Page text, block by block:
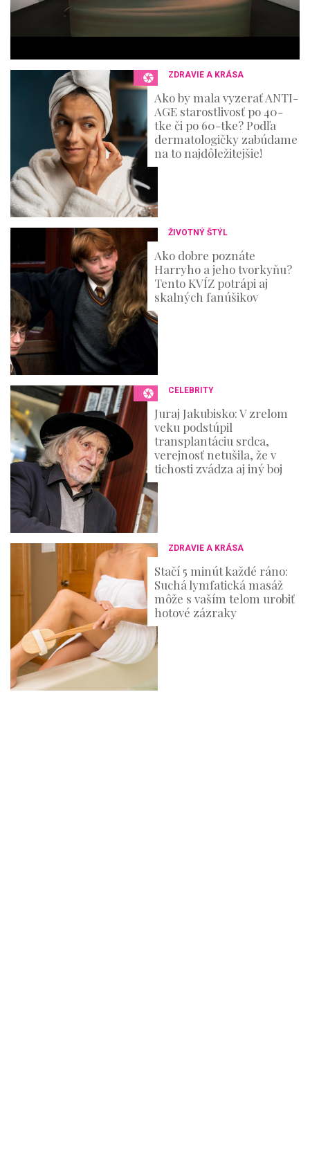
6
ZDRAVIE A KRÁSA
Ako by mala vyzerať ANTI-
AGE starostlivosť po 40-
tke či po 60-tke? Podľa
dermatologičky zabúdame
na to najdôležitejšie!
ŽIVOTNÝ ŠTÝL
Ako dobre poznáte
Harryho a jeho tvorkyňu?
Tento KVÍZ potrápi aj
skalných fanúšikov
CELEBRITY
Juraj Jakubisko: V zrelom
veku podstúpil
transplantáciu srdca,
verejnosť netušila, že v
tichosti zvádza aj iný boj
ZDRAVIE A KRÁSA
Stačí 5 minút každé ráno:
Suchá lymfatická masáž
môže s vaším telom urobiť
hotové zázraky